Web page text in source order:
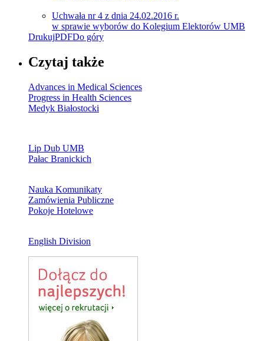
Uchwała nr 4 z dnia 24.02.2016 r.
w sprawie wyborów do Kolegium Elektorów UMB
DrukujPDFDo góry
Czytaj także
Advances in Medical Sciences
Progress in Health Sciences
Medyk Białostocki
Lip Dub UMB
Pałac Branickich
Nauka Komunikaty
Zamówienia Publiczne
Pokoje Hotelowe
English Division